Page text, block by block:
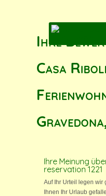
Ihre
Casa
Ihre Meinung
reservation 1221
Auf Ihr Urteil legen wir
Ihnen Ihr Urlaub